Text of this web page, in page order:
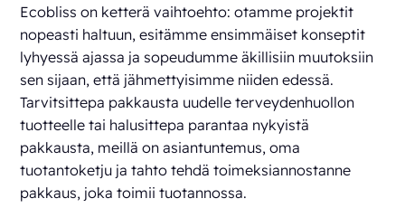
Ecobliss on ketterä vaihtoehto: otamme projektit
nopeasti haltuun, esitämme ensimmäiset konseptit
lyhyessä ajassa ja sopeudumme äkillisiin muutoksiin
sen sijaan, että jähmettyisimme niiden edessä.
Tarvitsittepa pakkausta uudelle terveydenhuollon
tuotteelle tai halusittepa parantaa nykyistä
pakkausta, meillä on asiantuntemus, oma
tuotantoketju ja tahto tehdä toimeksiannostanne
pakkaus, joka toimii tuotannossa.